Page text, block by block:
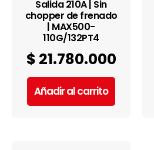
Salida 210A | Sin
chopper de frenado
| MAX500-
110G/132PT4
$ 21.780.000
Añadir al carrito